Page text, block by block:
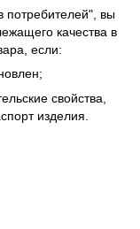
потребителей", вы
качества в
если:
свойства,
изделия.